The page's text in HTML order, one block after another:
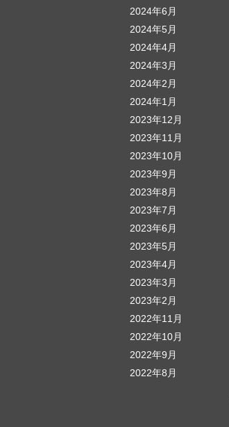
2024年6月
2024年5月
2024年4月
2024年3月
2024年2月
2024年1月
2023年12月
2023年11月
2023年10月
2023年9月
2023年8月
2023年7月
2023年6月
2023年5月
2023年4月
2023年3月
2023年2月
2022年11月
2022年10月
2022年9月
2022年8月